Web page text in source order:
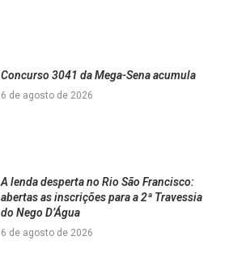
Concurso 3041 da Mega-Sena acumula
6 de agosto de 2026
A lenda desperta no Rio São Francisco:
abertas as inscrições para a 2ª Travessia
do Nego D’Água
6 de agosto de 2026